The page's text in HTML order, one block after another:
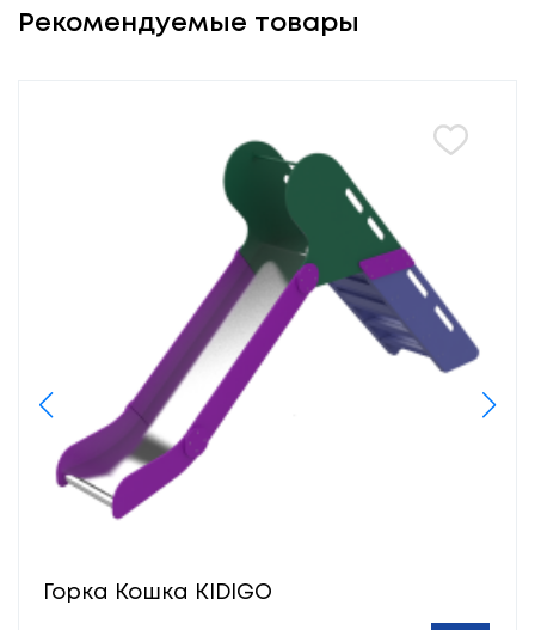
Рекомендуемые товары
Горка Кошка KIDIGO